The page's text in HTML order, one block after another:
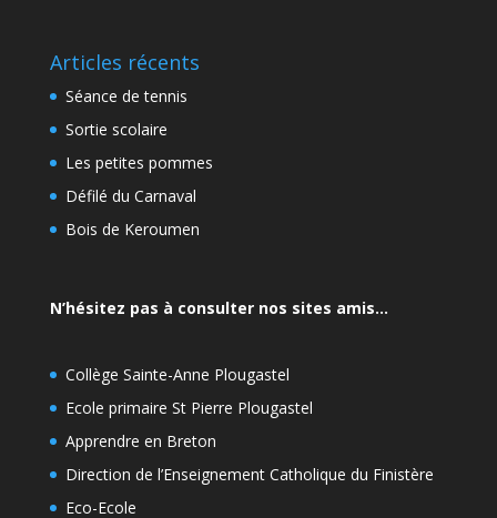
Articles récents
Séance de tennis
Sortie scolaire
Les petites pommes
Défilé du Carnaval
Bois de Keroumen
N’hésitez pas à consulter nos sites amis…
Collège Sainte-Anne Plougastel
Ecole primaire St Pierre Plougastel
Apprendre en Breton
Direction de l’Enseignement Catholique du Finistère
Eco-Ecole